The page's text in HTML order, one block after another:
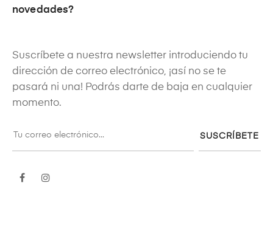
novedades?
Suscríbete a nuestra newsletter introduciendo tu
dirección de correo electrónico, ¡así no se te
pasará ni una! Podrás darte de baja en cualquier
momento.
SUSCRÍBETE
Facebook